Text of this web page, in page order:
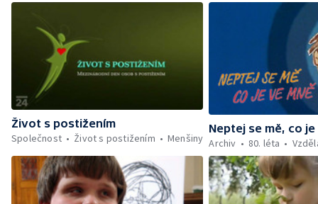
Život s postižením
Společnost
Život s postižením Menšiny
Neptej se mě, co
Archiv
80. léta